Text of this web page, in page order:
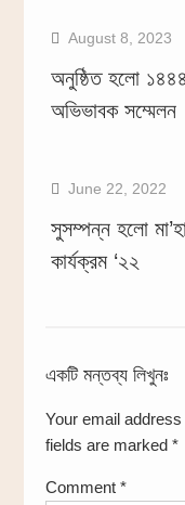
August 8, 2023
অনুষ্ঠিত হলো
অভিভাবক সম্মেলন
June 22, 2022
সুসম্পন্ন হলো
কার্যক্রম ‘২২
একটি মন্তব্য লিখুনঃ
Your email
fields are marked *
Comment *